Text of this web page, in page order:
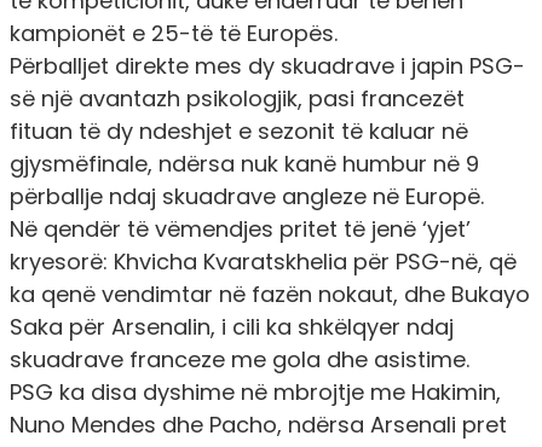
kampionët e 25-të të Europës.
Përballjet direkte mes dy skuadrave i japin PSG-
së një avantazh psikologjik, pasi francezët
fituan të dy ndeshjet e sezonit të kaluar në
gjysmëfinale, ndërsa nuk kanë humbur në 9
përballje ndaj skuadrave angleze në Europë.
Në qendër të vëmendjes pritet të jenë ‘yjet’
kryesorë: Khvicha Kvaratskhelia për PSG-në, që
ka qenë vendimtar në fazën nokaut, dhe Bukayo
Saka për Arsenalin, i cili ka shkëlqyer ndaj
skuadrave franceze me gola dhe asistime.
PSG ka disa dyshime në mbrojtje me Hakimin,
Nuno Mendes dhe Pacho, ndërsa Arsenali pret